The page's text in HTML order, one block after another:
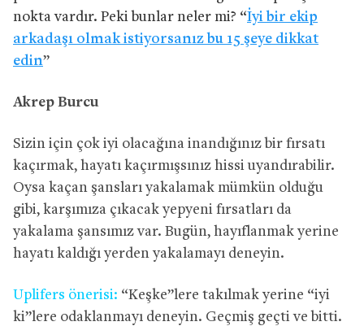
nokta vardır. Peki bunlar neler mi? “İyi bir ekip
arkadaşı olmak istiyorsanız bu 15 şeye dikkat
edin”
Akrep Burcu
Sizin için çok iyi olacağına inandığınız bir fırsatı
kaçırmak, hayatı kaçırmışsınız hissi uyandırabilir.
Oysa kaçan şansları yakalamak mümkün olduğu
gibi, karşımıza çıkacak yepyeni fırsatları da
yakalama şansımız var. Bugün, hayıflanmak yerine
hayatı kaldığı yerden yakalamayı deneyin.
Uplifers önerisi: “Keşke”lere takılmak yerine “iyi
ki”lere odaklanmayı deneyin. Geçmiş geçti ve bitti.